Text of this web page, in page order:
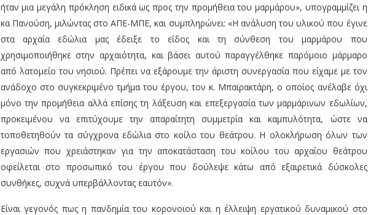
ήταν μια μεγάλη πρόκληση ειδικά ως προς την προμήθεια του μαρμάρου», υπογραμμίζει η
κα Πανούση, μιλώντας στο ΑΠΕ-ΜΠΕ, και συμπληρώνει: «Η ανάλυση του υλικού που έγινε
στα αρχαία εδώλια μας έδειξε το είδος και τη σύνθεση του μαρμάρου που
χρησιμοποιήθηκε στην αρχαιότητα, και βάσει αυτού παραγγέλθηκε παρόμοιο μάρμαρο
από λατομείο του νησιού. Πρέπει να εξάρουμε την άριστη συνεργασία που είχαμε με τον
ανάδοχο στο συγκεκριμένο τμήμα του έργου, τον κ. Μπαϊρακτάρη, ο οποίος ανέλαβε όχι
μόνο την προμήθεια αλλά επίσης τη λάξευση και επεξεργασία των μαρμάρινων εδωλίων,
προκειμένου να επιτύχουμε την απαραίτητη συμμετρία και καμπυλότητα, ώστε να
τοποθετηθούν τα σύγχρονα εδώλια στο κοίλο του θεάτρου. Η ολοκλήρωση όλων των
εργασιών που χρειάστηκαν για την αποκατάσταση του κοίλου του αρχαίου θεάτρου
οφείλεται στο προσωπικό του έργου που δούλεψε κάτω από εξαιρετικά δύσκολες
συνθήκες, συχνά υπερβάλλοντας εαυτόν».
Είναι γεγονός πως η πανδημία του κορονοϊού και η έλλειψη εργατικού δυναμικού στο